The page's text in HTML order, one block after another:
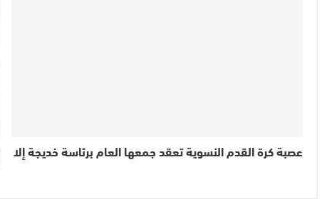
عصبة كرة القدم النسوية تعقد جمعها العام برئاسة خديجة إلا